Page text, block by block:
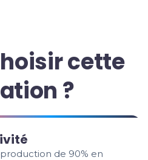
cette
?
de 90% en